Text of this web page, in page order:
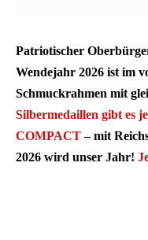
Patriotischer
Wendejahr 2026 ist im
Schmuckrahmen mit
Silbermedaillen gibt es
COMPACT– mit
2026 wird unser Jahr!